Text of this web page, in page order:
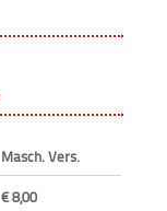
Masch. Vers.
€ 8,00